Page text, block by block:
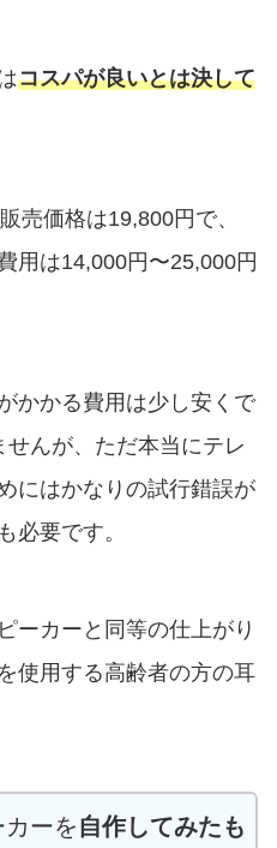
コスパが良いとは決して
売価格は19,800円で、
用は14,000円〜25,000円
かかる費用は少し安くで
んが、ただ本当にテレ
にはかなりの試行錯誤が
必要です。
ーカーと同等の仕上がり
使用する高齢者の方の耳
カーを自作してみたも